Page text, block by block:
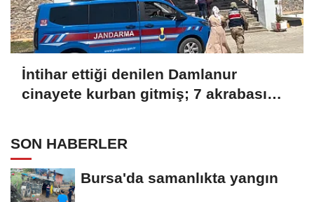
İntihar ettiği denilen Damlanur
cinayete kurban gitmiş; 7 akrabası
SON HABERLER
Bursa'da samanlıkta yangın